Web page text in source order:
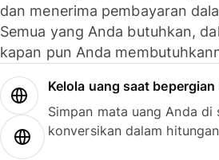
dan menerima pembayaran
Semua yang Anda butuhkan,
kapan pun Anda
Kelola uang saat
Simpan mata uang Anda di
konversikan dalam